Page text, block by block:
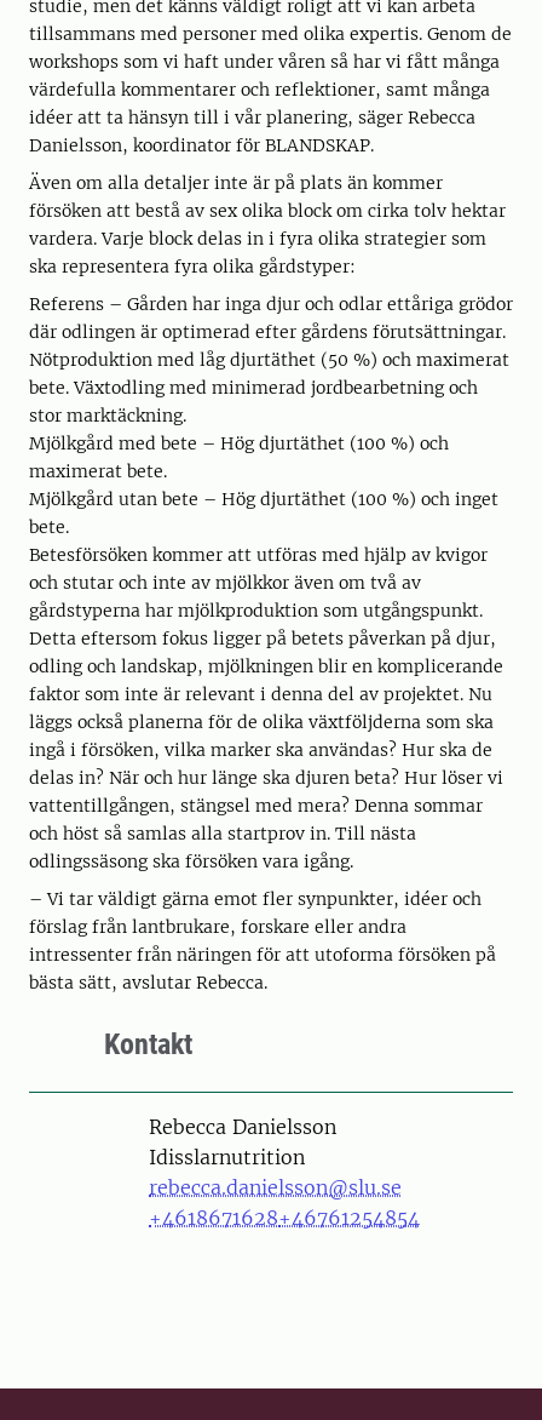
studie, men det känns väldigt roligt att vi kan arbeta
tillsammans med personer med olika expertis. Genom de
workshops som vi haft under våren så har vi fått många
värdefulla kommentarer och reflektioner, samt många
idéer att ta hänsyn till i vår planering, säger Rebecca
Danielsson, koordinator för BLANDSKAP.
Även om alla detaljer inte är på plats än kommer
försöken att bestå av sex olika block om cirka tolv hektar
vardera. Varje block delas in i fyra olika strategier som
ska representera fyra olika gårdstyper:
Referens – Gården har inga djur och odlar ettåriga grödor
där odlingen är optimerad efter gårdens förutsättningar.
Nötproduktion med låg djurtäthet (50 %) och maximerat
bete. Växtodling med minimerad jordbearbetning och
stor marktäckning.
Mjölkgård med bete – Hög djurtäthet (100 %) och
maximerat bete.
Mjölkgård utan bete – Hög djurtäthet (100 %) och inget
bete.
Betesförsöken kommer att utföras med hjälp av kvigor
och stutar och inte av mjölkkor även om två av
gårdstyperna har mjölkproduktion som utgångspunkt.
Detta eftersom fokus ligger på betets påverkan på djur,
odling och landskap, mjölkningen blir en komplicerande
faktor som inte är relevant i denna del av projektet. Nu
läggs också planerna för de olika växtföljderna som ska
ingå i försöken, vilka marker ska användas? Hur ska de
delas in? När och hur länge ska djuren beta? Hur löser vi
vattentillgången, stängsel med mera? Denna sommar
och höst så samlas alla startprov in. Till nästa
odlingssäsong ska försöken vara igång.
– Vi tar väldigt gärna emot fler synpunkter, idéer och
förslag från lantbrukare, forskare eller andra
intressenter från näringen för att utoforma försöken på
bästa sätt, avslutar Rebecca.
Kontakt
PersonRebecca Danielsson
Idisslarnutrition
rebecca.danielsson@slu.se
+4618671628+46761254854